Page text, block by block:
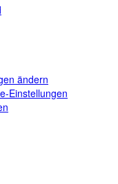
ändern
Einstellungen